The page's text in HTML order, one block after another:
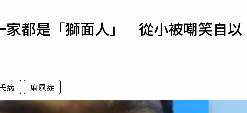
家都是「獅面人」 從小被嘲笑自以
病 麻風症